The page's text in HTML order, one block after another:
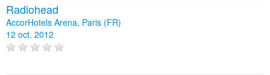
Radiohead
AccorHotels Arena, Paris (FR)
12 oct. 2012